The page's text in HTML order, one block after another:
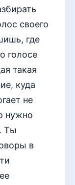
своего
где
голосе
такая
куда
не
нужно
Ты
в